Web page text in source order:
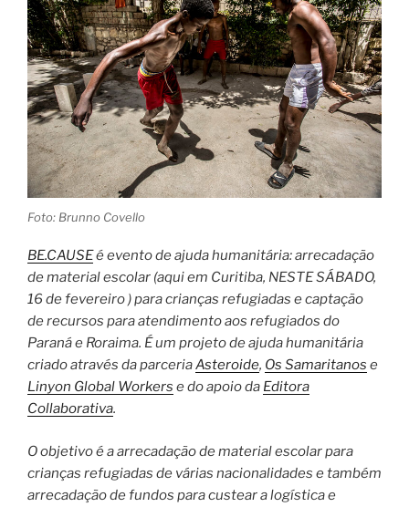
Foto: Brunno Covello
BE.CAUSEé evento de ajuda humanitária: arrecadação
de material escolar (aqui em Curitiba, NESTE SÁBADO,
16 de fevereiro ) para crianças refugiadas e captação
de recursos para atendimento aos refugiados do
Paraná e Roraima. É um projeto de ajuda humanitária
criado através da parceriaAsteroide, Os Samaritanos e
Linyon Global Workers e do apoio da Editora
Collaborativa.
O objetivo é a arrecadação de material escolar para
crianças refugiadas de várias nacionalidades e também
arrecadação de fundos para custear a logística e